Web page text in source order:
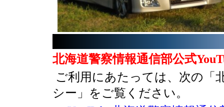
北海道警察情報通信部公式
ご利用にあたっては、次の「
シー」をご覧ください。